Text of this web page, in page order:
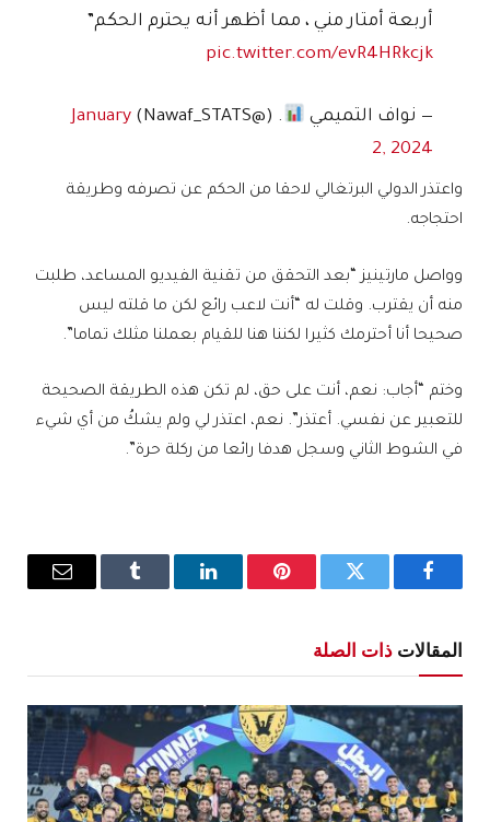
أربعة أمتار مني ، مما أظهر أنه يحترم الحكم”
pic.twitter.com/evR4HRkcjk
— نواف التميمي . (@Nawaf_STATS)
January
2, 2024
واعتذر الدولي البرتغالي لاحقا من الحكم عن تصرفه وطريقة
احتجاجه.
وواصل مارتينيز “بعد التحقق من تقنية الفيديو المساعد، طلبت
منه أن يقترب. وقلت له “أنت لاعب رائع لكن ما قلته ليس
صحيحا أنا أحترمك كثيرا لكننا هنا للقيام بعملنا مثلك تماما”.
وختم “أجاب: نعم، أنت على حق، لم تكن هذه الطريقة الصحيحة
للتعبير عن نفسي. أعتذر”. نعم، اعتذر لي ولم يشكُ من أي شيء
في الشوط الثاني وسجل هدفا رائعا من ركلة حرة”.
فيسبوك تويتر بينتيريستلينكدإن Tumblr
البريد
المقالات ذات الصلة